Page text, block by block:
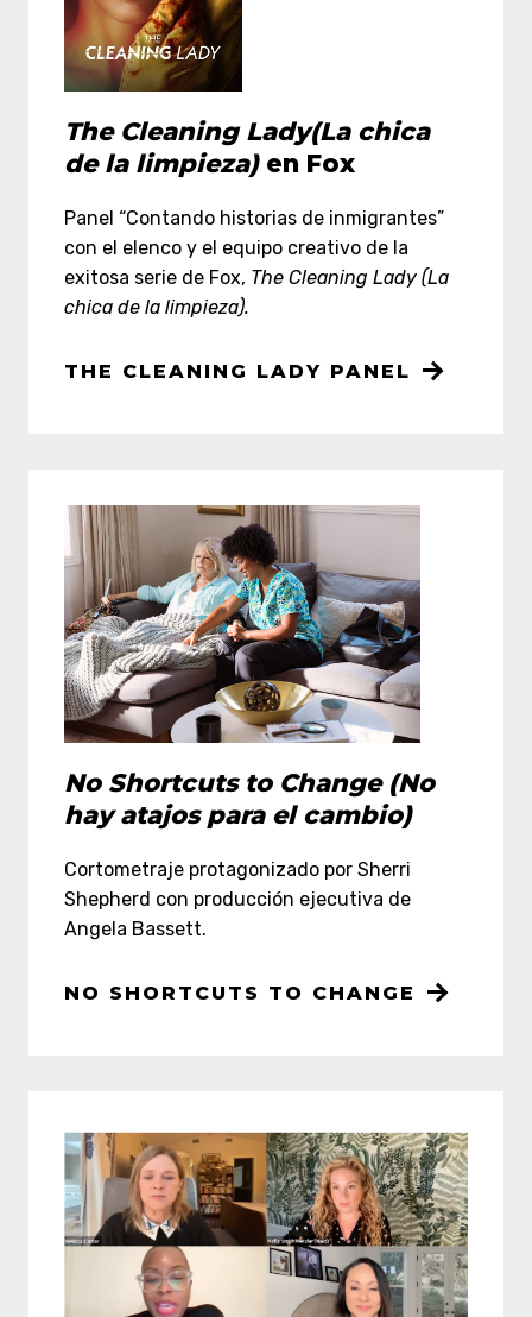
The Cleaning Lady(La chica
de la limpieza)en Fox
Panel “Contando historias de inmigrantes”
con el elenco y el equipo creativo de la
exitosa serie de Fox, The Cleaning Lady (La
chica de la limpieza).
THE CLEANING LADY PANEL
No Shortcuts to Change (No
hay atajos para el cambio)
Cortometraje protagonizado por Sherri
Shepherd con producción ejecutiva de
Angela Bassett.
NO SHORTCUTS TO CHANGE